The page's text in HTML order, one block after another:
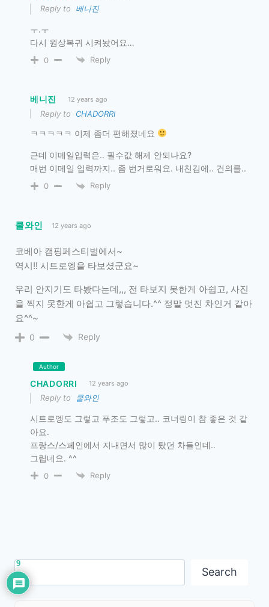
Reply to 베니진
ㅜ.ㅜ
다시 원상복귀 시켜놨어요…
0 Reply
베니진 12 years ago
Reply to CHADORRI
ㅋㅋㅋㅋㅋ 이제 좀더 편해졌네요
근데 이메일입력은.. 필수값 해제 안되나요?
매번 이메일 입력까지.. 좀 번거로워요. 내친김에.. 건의를..
0 Reply
쿨와인 12 years ago
코베아 캠핑페스티벌에서~
역시!! 시트로엥을 타보셨군요~
우리 안지기도 타봤다는데,,, 전 타보지 못한게 아쉽고, 사진
을 찍지 못한게 아쉽고 그렇습니다.^^ 정말 멋진 차인거 같아
요^^~
0 Reply
Author
CHADORRI 12 years ago
Reply to 쿨와인
시트로엥도 그렇고 푸조도 그렇고.. 코너링이 참 좋은 것 같
아요.
프랑스/스페인에서 지내면서 많이 탔던 차들인데..
그립네요. ^^
0 Reply
Search Search
9